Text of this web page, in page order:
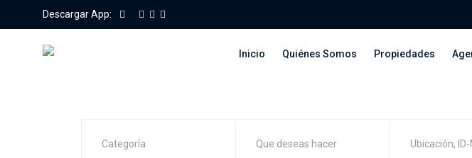
Descargar App:
Inicio Quiénes Somos Propiedades
Categoría Que deseas hacer Ubicación,